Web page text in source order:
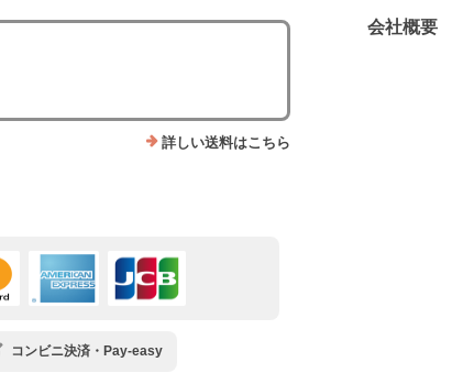
詳しい送料はこちら
コンビニ決済・Pay-easy
会社概要